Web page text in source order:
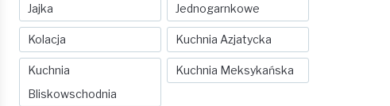
Jajka Jednogarnkowe
Kolacja Kuchnia Azjatycka
Kuchnia
Bliskowschodnia
Kuchnia Meksykańska